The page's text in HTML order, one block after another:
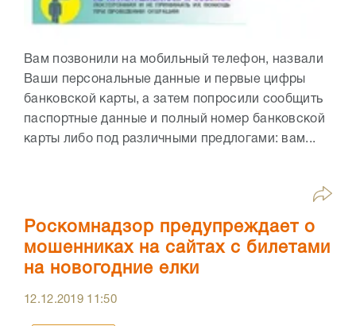
Вам позвонили на мобильный телефон, назвали
Ваши персональные данные и первые цифры
банковской карты, а затем попросили сообщить
паспортные данные и полный номер банковской
карты либо под различными предлогами: вам...
Роскомнадзор предупреждает о
мошенниках на сайтах с билетами
на новогодние елки
12.12.2019 11:50